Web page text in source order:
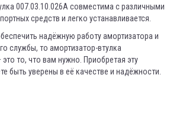
007.03.10.026А совместима с различными
средств и легко устанавливается.
надёжную работу амортизатора и
службы, то амортизатор-втулка
то, что вам нужно. Приобретая эту
быть уверены в её качестве и надёжности.